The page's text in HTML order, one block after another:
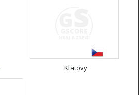
Klatovy